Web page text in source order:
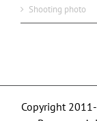
Shooting photo
Copyright